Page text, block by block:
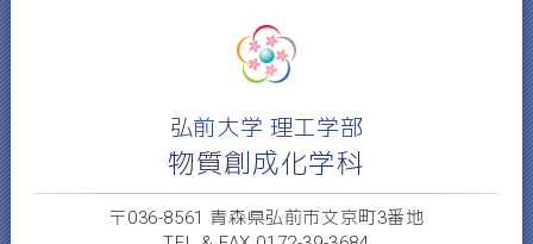
弘前大学 理工学部
物質創成化学科
〒036-8561 青森県弘前市文京町3番地